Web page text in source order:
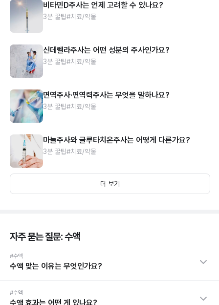
비타민D주사는 언제 고려할 수 있나요?
3분 꿀팁#치료/약물
신데렐라주사는 어떤 성분의 주사인가요?
3분 꿀팁#치료/약물
면역주사·면역력주사는 무엇을 말하나요?
3분 꿀팁#치료/약물
마늘주사와 글루타치온주사는 어떻게 다른가요?
3분 꿀팁#치료/약물
더 보기
자주 묻는 질문: 수액
#수액
수액 맞는 이유는 무엇인가요?
#수액
수액 효과는 어떤 게 있나요?